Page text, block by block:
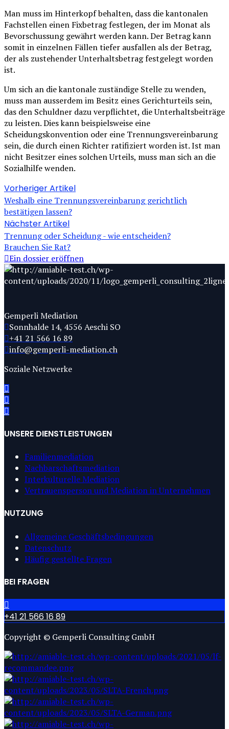
Man muss im Hinterkopf behalten, dass die kantonalen
Fachstellen einen Fixbetrag festlegen, der im Monat als
Bevorschussung gewährt werden kann. Der Betrag kann
somit in einzelnen Fällen tiefer ausfallen als der Betrag,
der als zustehender Unterhaltsbetrag festgelegt worden
ist.
Um sich an die kantonale zuständige Stelle zu wenden,
muss man ausserdem im Besitz eines Gerichturteils sein,
das den Schuldner dazu verpflichtet, die Unterhaltsbeiträge
zu leisten. Dies kann beispielsweise eine
Scheidungskonvention oder eine Trennungsvereinbarung
sein, die durch einen Richter ratifiziert worden ist. Ist man
nicht Besitzer eines solchen Urteils, muss man sich an die
Sozialhilfe wenden.
Vorheriger Artikel
Weshalb eine Trennungsvereinbarung gerichtlich
bestätigen lassen?
Nächster Artikel
Trennung oder Scheidung - wie entscheiden?
Brauchen Sie Rat?
Ein dossier eröffnen
Gemperli Mediation
Sonnhalde 14, 4556 Aeschi SO
+41 21 566 16 89
info@gemperli-mediation.ch
Soziale Netzwerke
UNSERE DIENSTLEISTUNGEN
Familienmediation
Nachbarschaftsmediation
Interkulturelle Mediation
Vertrauensperson und Mediation in Unternehmen
NUTZUNG
Allgemeine Geschäftsbedingungen
Datenschutz
Häufig gestellte Fragen
BEI FRAGEN
+41 21 566 16 89
Copyright © Gemperli Consulting GmbH